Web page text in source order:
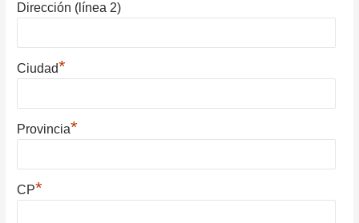
Dirección (línea 2)
Ciudad*
Provincia*
CP*